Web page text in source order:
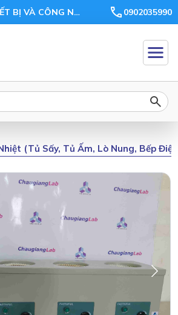
CÔNG TY TNHH THIẾT BỊ VÀ CÔNG NGHỆ CHÂU GIANG 0902035990
(tủ Sấy, Tủ Ấm, Lò Nung, Bếp